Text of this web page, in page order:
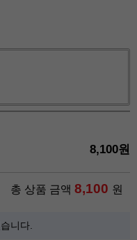
8,100원
총 상품 금액 8,100 원
니다.